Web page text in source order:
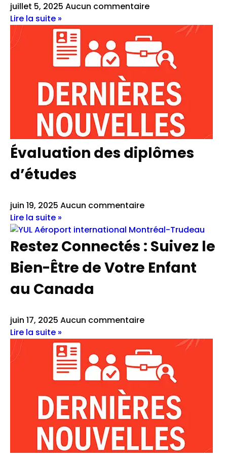
juillet 5, 2025 Aucun commentaire
Lire la suite »
Évaluation des diplômes
d’études
juin 19, 2025 Aucun commentaire
Lire la suite »
Restez Connectés : Suivez le
Bien-Être de Votre Enfant
au Canada
juin 17, 2025 Aucun commentaire
Lire la suite »